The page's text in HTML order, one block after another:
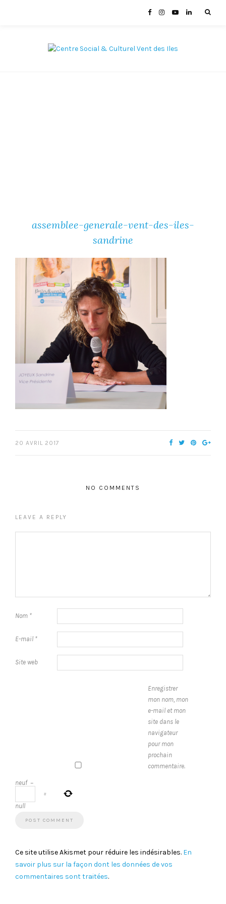
assemblee-generale-vent-des-iles-
sandrine
20 AVRIL 2017
NO COMMENTS
LEAVE A REPLY
Nom *
E-mail *
Site web
Enregistrer
mon nom, mon
e-mail et mon
site dans le
navigateur
pour mon
prochain
commentaire.
neuf −
=
null
Ce site utilise Akismet pour réduire les indésirables. En
savoir plus sur la façon dont les données de vos
commentaires sont traitées.